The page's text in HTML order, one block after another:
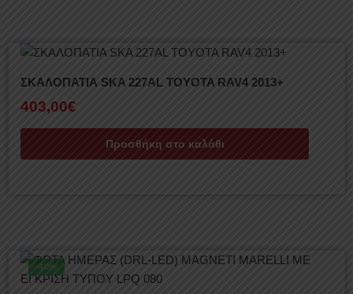
ΣΚΑΛΟΠΑΤΙΑ SKA 227AL TOYOTA RAV4 2013+
403,00€
Προσθήκη στο καλάθι
-40%